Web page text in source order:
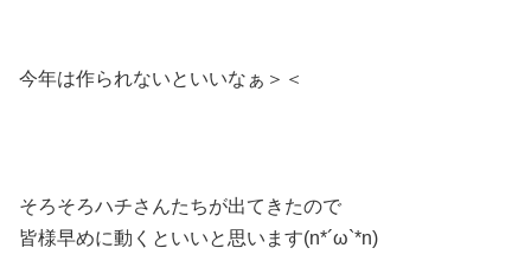
今年は作られないといいなぁ＞＜
そろそろハチさんたちが出てきたので
皆様早めに動くといいと思います(n*´ω`*n)